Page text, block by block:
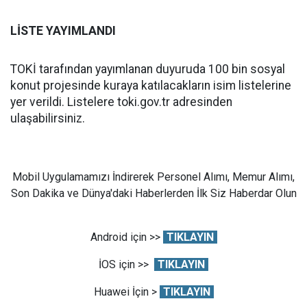
LİSTE YAYIMLANDI
TOKİ tarafından yayımlanan duyuruda 100 bin sosyal
konut projesinde kuraya katılacakların isim listelerine
yer verildi. Listelere toki.gov.tr adresinden
ulaşabilirsiniz.
Mobil Uygulamamızı İndirerek Personel Alımı, Memur Alımı,
Son Dakika ve Dünya'daki Haberlerden İlk Siz Haberdar Olun
Android için >> TIKLAYIN
İOS için >> TIKLAYIN
Huawei İçin > TIKLAYIN